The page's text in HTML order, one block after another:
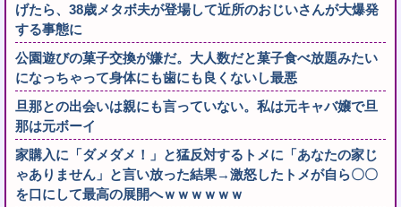
げたら、38歳メタボ夫が登場して近所のおじいさんが大爆発
する事態に
公園遊びの菓子交換が嫌だ。大人数だと菓子食べ放題みたい
になっちゃって身体にも歯にも良くないし最悪
旦那との出会いは親にも言っていない。私は元キャバ嬢で旦
那は元ボーイ
家購入に「ダメダメ！」と猛反対するトメに「あなたの家じ
ゃありません」と言い放った結果→激怒したトメが自ら〇〇
を口にして最高の展開へｗｗｗｗｗｗ